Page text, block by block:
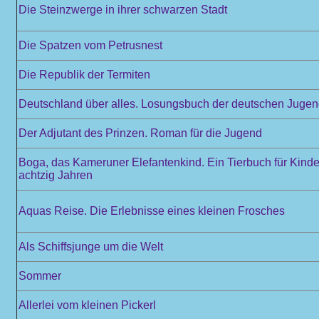
Die Steinzwerge in ihrer schwarzen Stadt
Die Spatzen vom Petrusnest
Die Republik der Termiten
Deutschland über alles. Losungsbuch der deutschen
Der Adjutant des Prinzen. Roman für die Jugend
Boga, das Kameruner Elefantenkind. Ein Tierbuch für
achtzig Jahren
Aquas Reise. Die Erlebnisse eines kleinen Frosches
Als Schiffsjunge um die Welt
Sommer
Allerlei vom kleinen Pickerl